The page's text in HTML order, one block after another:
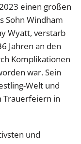
einen großen
Sohn Windham
Wyatt, verstarb
Jahren an den
Komplikationen
war. Sein
Welt und
in
und